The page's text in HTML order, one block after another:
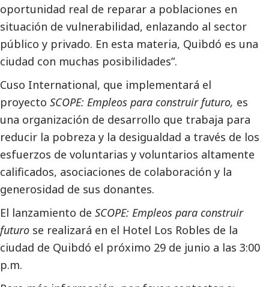
oportunidad real de reparar a poblaciones en
situación de vulnerabilidad, enlazando al sector
público y privado. En esta materia, Quibdó es una
ciudad con muchas posibilidades”.
Cuso International, que implementará el
proyecto SCOPE: Empleos para construir futuro, es
una organización de desarrollo que trabaja para
reducir la pobreza y la desigualdad a través de los
esfuerzos de voluntarias y voluntarios altamente
calificados, asociaciones de colaboración y la
generosidad de sus donantes.
El lanzamiento de SCOPE: Empleos para construir
futuro se realizará en el Hotel Los Robles de la
ciudad de Quibdó el próximo 29 de junio a las 3:00
p.m.